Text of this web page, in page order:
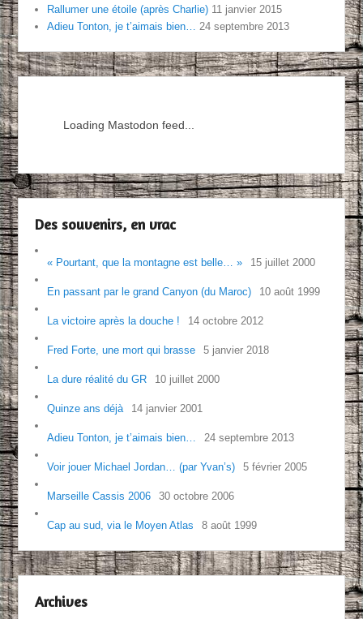
Rallumer une étoile (après Charlie) 11 janvier 2015
Adieu Tonton, je t’aimais bien…
24 septembre 2013
Loading Mastodon feed...
Des souvenirs, en vrac
« Pourtant, que la montagne est belle… » 15 juillet 2000
En passant par le grand Canyon (du Maroc) 10 août 1999
La victoire après la douche ! 14 octobre 2012
Fred Forte, une mort qui brasse 5 janvier 2018
La dure réalité du GR 10 juillet 2000
Quinze ans déjà 14 janvier 2001
Adieu Tonton, je t’aimais bien… 24 septembre 2013
Voir jouer Michael Jordan… (par Yvan’s) 5 février 2005
Marseille Cassis 2006 30 octobre 2006
Cap au sud, via le Moyen Atlas 8 août 1999
Archives